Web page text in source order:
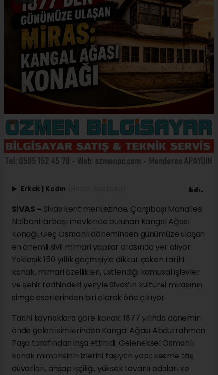
Erkek | Kadın
SİVAS – Sivas kent merkezinde, Çarşıbaşı Mahallesi
Nalbantlarbaşı mevkiinde bulunan Kangal Ağası
Konağı, Geç Osmanlı döneminden günümüze ulaşan
en önemli sivil mimari yapılar arasında yer alıyor.
Yaklaşık 150 yıllık geçmişiyle dikkat çeken tarihi
konak, mimari özellikleri, üstlendiği kamusal işlevler
ve şehir tarihindeki yeriyle Sivas’ın kültürel mirasının
simge eserlerinden biri olarak öne çıkıyor.
Tarihi kaynaklara göre konak, 1877 yılında dönemin
önde gelen isimlerinden Kangal Ağası Abdurrahman
Paşa tarafından inşa ettirildi. Geleneksel Osmanlı
konak mimarisinin izlerini taşıyan yapı; kesme taş
duvarları, ahşap işçiliği, yüksek tavanlı odaları ve